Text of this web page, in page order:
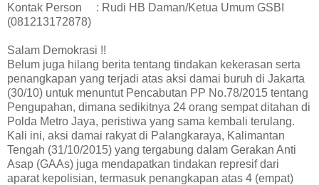
Kontak Person : Rudi HB Daman/Ketua Umum GSBI
(081213172878)
Salam Demokrasi !!
Belum juga hilang berita tentang tindakan kekerasan serta
penangkapan yang terjadi atas aksi damai buruh di Jakarta
(30/10) untuk menuntut Pencabutan PP No.78/2015 tentang
Pengupahan, dimana sedikitnya 24 orang sempat ditahan di
Polda Metro Jaya, peristiwa yang sama kembali terulang.
Kali ini, aksi damai rakyat di Palangkaraya, Kalimantan
Tengah (31/10/2015) yang tergabung dalam Gerakan Anti
Asap (GAAs) juga mendapatkan tindakan represif dari
aparat kepolisian, termasuk penangkapan atas 4 (empat)